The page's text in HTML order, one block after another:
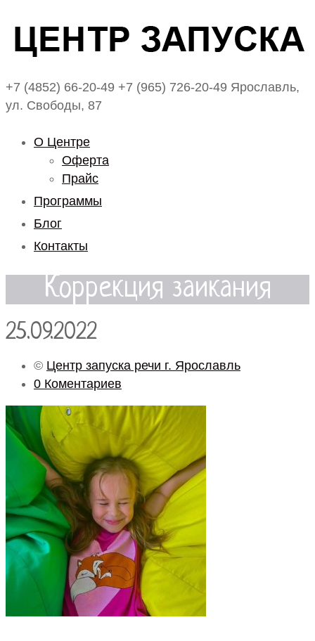
+7 (4852) 66-20-49 +7 (965) 726-20-49 Ярославль,
ул. Свободы, 87
О Центре
Оферта
Прайс
Программы
Блог
Контакты
Коррекция заикания
25.09.2022
© Центр запуска речи г. Ярославль
0 Коментариев